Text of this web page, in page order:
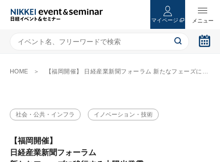
マイページ
HOME 【福岡開催】 日経産業新聞フォーラム 新たなフェーズに移行する太陽光発電 ～ポストFITとその先を見据えた戦略～
社会・公共・インフラ イノベーション・技術
【福岡開催】
日経産業新聞フォーラム